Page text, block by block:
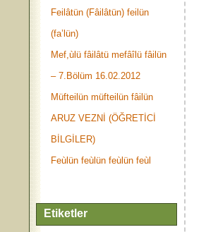
Feilâtün (Fâilâtün) feilün
(fa’lün)
Mef,ùlü fâilâtü mefâîlü fâilün
– 7.Bölüm 16.02.2012
Müfteilün müfteilün fâilün
ARUZ VEZNİ (ÖĞRETİCİ
BİLGİLER)
Feùlün feùlün feùlün feùl
Etiketler